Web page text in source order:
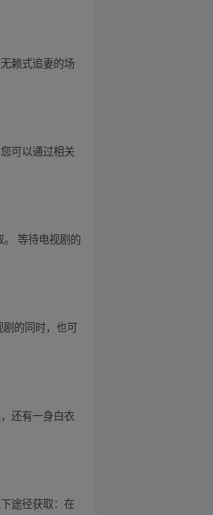
赖式追妻的场
可以通过相关
。 等待电视剧的
的同时，也可
还有一身白衣
途径获取：在